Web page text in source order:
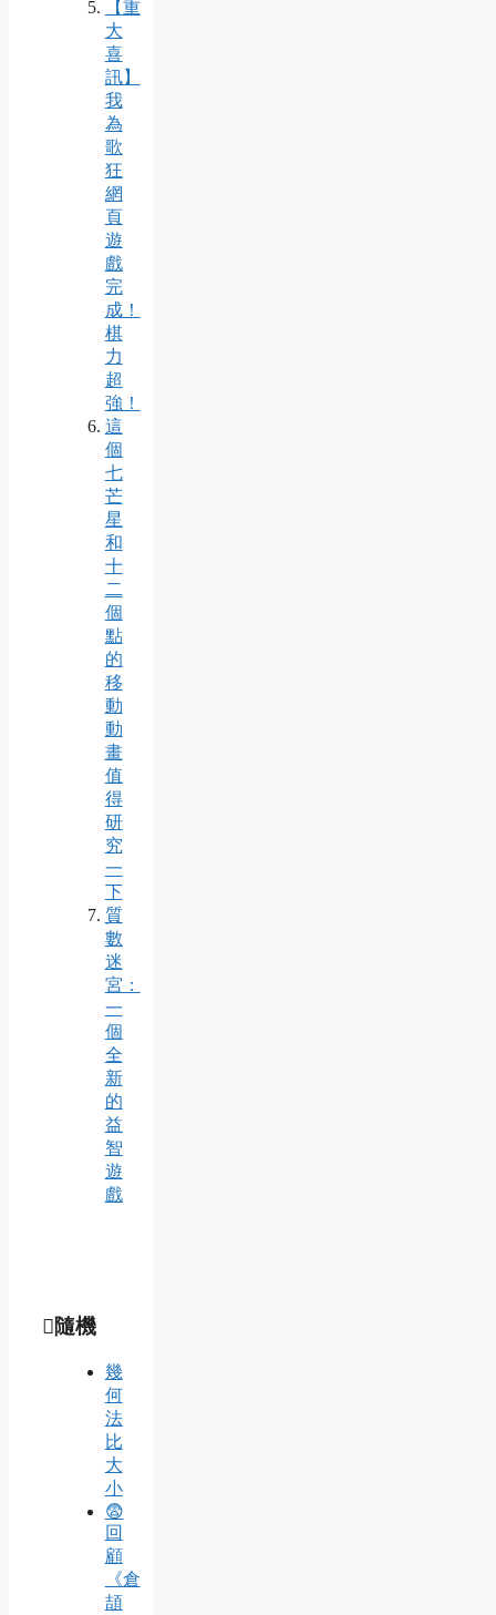
【重
大
喜
訊】
我
為
歌
狂
網
頁
遊
戲
完
成！
棋
力
超
強！
這
個
七
芒
星
和
十
二
個
點
的
移
動
動
畫
值
得
研
究
一
下
質
數
迷
宮：
一
個
全
新
的
益
智
遊
戲
隨機
幾
何
法
比
大
小
😨
回
顧
《倉
頡